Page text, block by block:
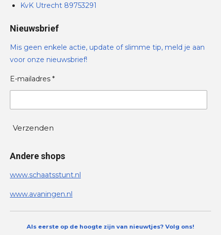
KvK Utrecht 89753291
Nieuwsbrief
Mis geen enkele actie, update of slimme tip, meld je aan
voor onze nieuwsbrief!
E-mailadres *
Verzenden
Andere shops
www.schaatsstunt.nl
www.avaningen.nl
Als eerste op de hoogte zijn van nieuwtjes? Volg ons!